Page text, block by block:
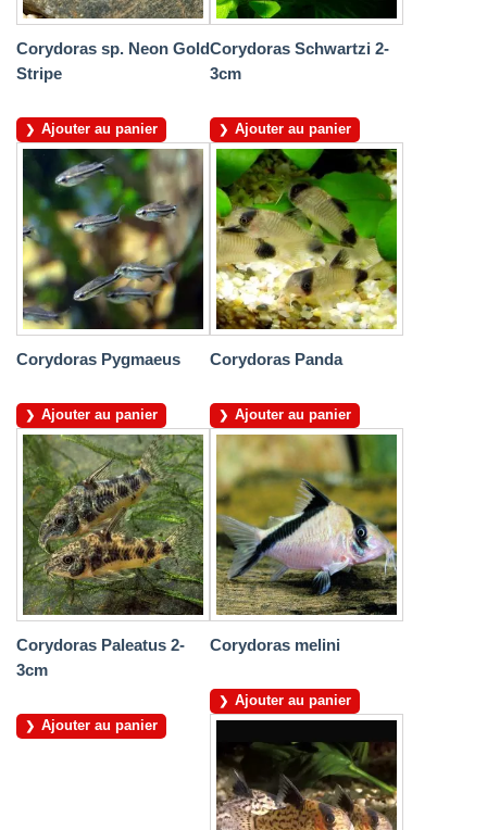
Corydoras sp. Neon Gold
Stripe
Ajouter au panier
Corydoras Schwartzi 2-
3cm
Ajouter au panier
Corydoras Pygmaeus
Ajouter au panier
Corydoras Panda
Ajouter au panier
Corydoras Paleatus 2-
3cm
Ajouter au panier
Corydoras melini
Ajouter au panier